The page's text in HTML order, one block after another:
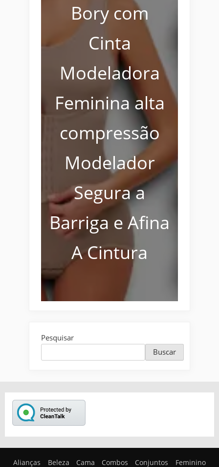
Bory com
Cinta
Modeladora
Feminina alta
compressão
Modelador
Segura a
Barriga e Afina
A Cintura
Pesquisar
Buscar
Alianças Beleza Cama Combos Conjuntos Feminino